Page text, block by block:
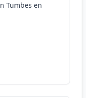
Tumbes en